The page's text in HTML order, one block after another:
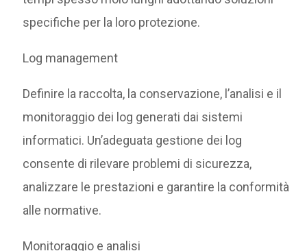
specifiche per la loro protezione.
Log management
Definire la raccolta, la conservazione, l’analisi e il
monitoraggio dei log generati dai sistemi
informatici. Un’adeguata gestione dei log
consente di rilevare problemi di sicurezza,
analizzare le prestazioni e garantire la conformità
alle normative.
Monitoraggio e analisi